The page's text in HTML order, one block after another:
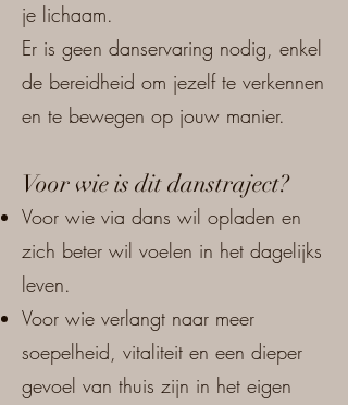
je lichaam.
Er is geen danservaring nodig, enkel
de bereidheid om jezelf te verkennen
en te bewegen op jouw manier.
Voor wie is dit danstraject?
Voor wie via dans wil opladen en
zich beter wil voelen in het dagelijks
leven.
Voor wie verlangt naar meer
soepelheid, vitaliteit en een dieper
gevoel van thuis zijn in het eigen